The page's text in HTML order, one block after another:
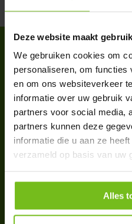
Deze website maakt
We gebruiken cookies om
personaliseren, om functies
en om ons websiteverkeer
informatie over uw gebruik
partners voor social media,
partners kunnen deze
informatie die u aan ze
verzameld op basis van uw
Alles
Complete your
Deliverytime